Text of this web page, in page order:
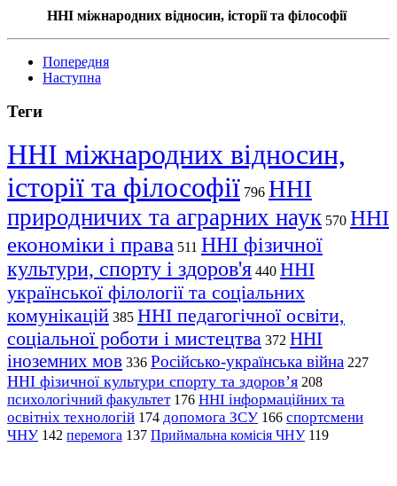
ННІ міжнародних відносин, історії та філософії
Попередня
Наступна
Теги
ННІ міжнародних відносин,
історії та філософії 796 ННІ
природничих та аграрних наук 570 ННІ
економіки і права 511 ННІ фізичної
культури, спорту і здоров'я 440 ННІ
української філології та соціальних
комунікацій 385 ННІ педагогічної освіти,
соціальної роботи і мистецтва 372 ННІ
іноземних мов 336 Російсько-українська війна 227
ННІ фізичної культури спорту та здоров’я 208
психологічний факультет 176 ННІ інформаційних та
освітніх технологій 174 допомога ЗСУ 166 спортсмени
ЧНУ 142 перемога 137 Приймальна комісія ЧНУ 119